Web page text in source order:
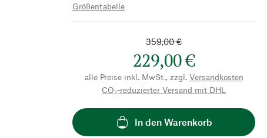
Größentabelle
359,00 €
229,00 €
alle Preise inkl. MwSt., zzgl. Versandkosten
CO₂-reduzierter Versand mit DHL
In den Warenkorb